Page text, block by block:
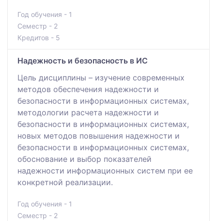
Год обучения - 1
Семестр - 2
Кредитов - 5
Надежность и безопасность в ИС
Цель дисциплины – изучение современных
методов обеспечения надежности и
безопасности в информационных системах,
методологии расчета надежности и
безопасности в информационных системах,
новых методов повышения надежности и
безопасности в информационных системах,
обоснование и выбор показателей
надежности информационных систем при ее
конкретной реализации.
Год обучения - 1
Семестр - 2